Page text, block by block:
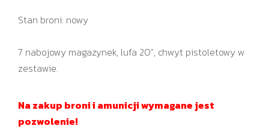
Stan broni: nowy
7 nabojowy magazynek, lufa 20", chwyt pistoletowy w
zestawie.
Na zakup broni i amunicji wymagane jest
pozwolenie!